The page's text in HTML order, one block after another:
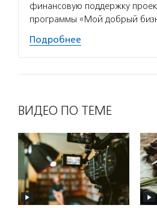
финансовую поддержку
программы «Мой добрый
Подробнее
ВИДЕО ПО ТЕМЕ